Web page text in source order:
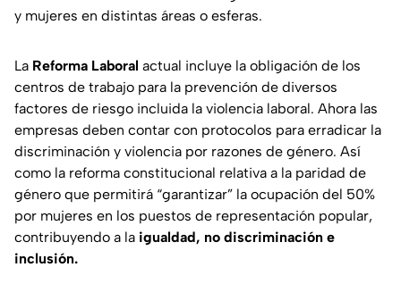
y mujeres en distintas áreas o esferas.
La Reforma Laboral actual incluye la obligación de los
centros de trabajo para la prevención de diversos
factores de riesgo incluida la violencia laboral. Ahora las
empresas deben contar con protocolos para erradicar la
discriminación y violencia por razones de género. Así
como la reforma constitucional relativa a la paridad de
género que permitirá “garantizar” la ocupación del 50%
por mujeres en los puestos de representación popular,
contribuyendo a la igualdad, no discriminación e
inclusión.